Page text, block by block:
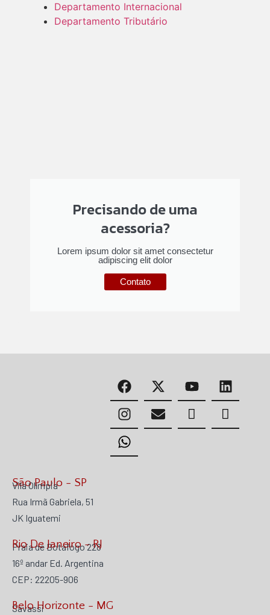
Departamento Internacional
Departamento Tributário
Precisando de uma
acessoria?
Lorem ipsum dolor sit amet consectetur
adipiscing elit dolor
Contato
São Paulo - SP
Vila Olímpia
Rua Irmã Gabriela, 51
JK Iguatemi
Praia de Botafogo 228
16º andar Ed. Argentina
CEP: 22205-906
Rio De Janeiro - RJ
Savassi
Belo Horizonte - MG